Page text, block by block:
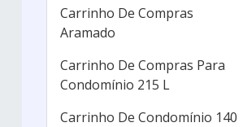
Carrinho De Compras
Aramado
Carrinho De Compras Para
Condomínio 215 L
Carrinho De Condomínio 140